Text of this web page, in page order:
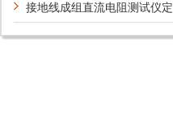
常维护
接地线成组直流电阻测试仪定
期维护保养方法的详细说明